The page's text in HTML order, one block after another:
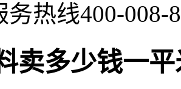
务热线400-008-
卖多少钱一